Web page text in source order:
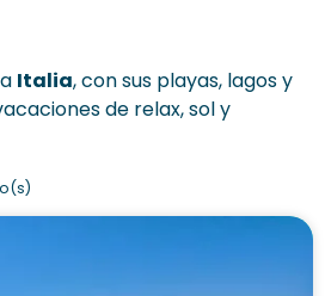
Italia, con sus playas, lagos y
de relax, sol y